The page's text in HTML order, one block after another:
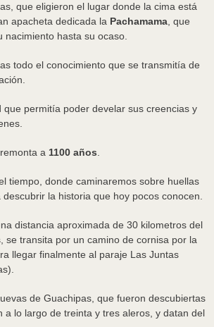
que eligieron el lugar donde la cima está
apacheta dedicada la Pachamama , que
nacimiento hasta su ocaso.
todo el conocimiento que se transmitía de
que permitía poder develar sus creencias y
a 1100 años
tiempo, donde caminaremos sobre huellas
la historia que hoy pocos conocen.
distancia aproximada de 30 kilometros del
se transita por un camino de cornisa por la
llegar finalmente al paraje Las Juntas
de Guachipas, que fueron descubiertas
a lo largo de treinta y tres aleros, y datan del